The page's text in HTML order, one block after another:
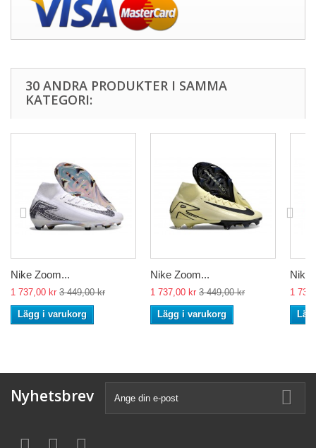
30 ANDRA PRODUKTER I SAMMA
KATEGORI:
Nike Zoom...
1 737,00 kr 3 449,00 kr
Lägg i varukorg
Nike Zoom...
1 737,00 kr 3 449,00 kr
Lägg i varukorg
Nike
1
Nyhetsbrev